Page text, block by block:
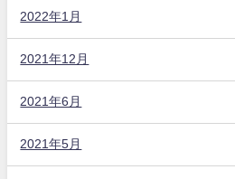
2022年1月
2021年12月
2021年6月
2021年5月